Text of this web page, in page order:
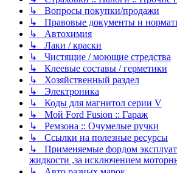
↳ Вопросы покупки/продажи
↳ Правовые документы и
↳ Автохимия
↳ Лаки / краски
↳ Чистящие / моющие стредства
↳ Клеевые составы / герметики
↳ Хозяйственный раздел
↳ Электроника
↳ Коды для магнитол серии V
↳ Мой Ford Fusion :: Гараж
↳ Ремзона :: Очумелые ручки
↳ Ссылки на полезные ресурсы
↳ Применяемые фордом
жидкости ,за исключением